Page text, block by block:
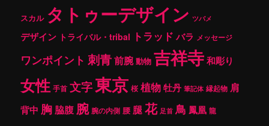
スカル タトゥーデザイン ツバメ
デザイン トライバル・tribal トラッド バラ メッセージ
ワンポイント 刺青前腕 動物 吉祥寺和彫り
女性 手首 文字東京 桜 植物牡丹 筆記体 縁起物 肩
背中 胸脇腹腕 腕の内側 腰 腿花 足首 鳥 鳳凰 龍